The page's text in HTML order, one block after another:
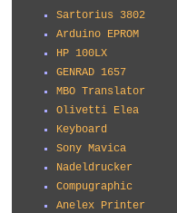
Sartorius 3802
Arduino EPROM
HP 100LX
GENRAD 1657
MBO Translator
Olivetti Elea
Keyboard
Sony Mavica
Nadeldrucker
Compugraphic
Anelex Printer